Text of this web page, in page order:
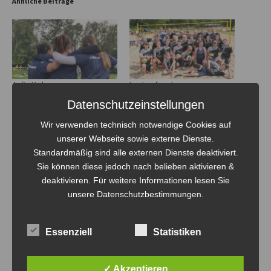
Auftritt der
Nachwuchsmannschaften bei
23. September 2022
Lust auf mehr…..
2. August 2022
In "Allgemein"
Turnier
10. Juni 2023
Datenschutzeinstellungen
Wir verwenden technisch notwendige Cookies auf
unserer Webseite sowie externe Dienste.
Standardmäßig sind alle externen Dienste deaktiviert.
Sie können diese jedoch nach belieben aktivieren &
deaktivieren. Für weitere Informationen lesen Sie
unsere Datenschutzbestimmungen.
Essenziell Statistiken
✓ Akzeptieren